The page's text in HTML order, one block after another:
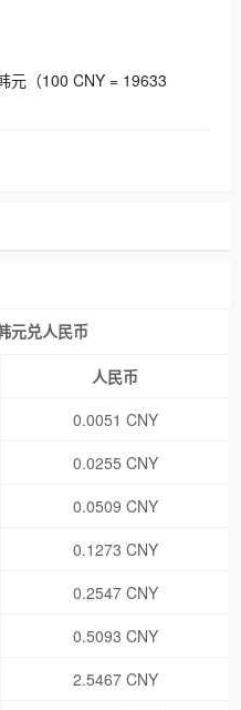
元（100 CNY = 19633
元兑人民币
人民币
0.0051 CNY
0.0255 CNY
0.0509 CNY
0.1273 CNY
0.2547 CNY
0.5093 CNY
2.5467 CNY